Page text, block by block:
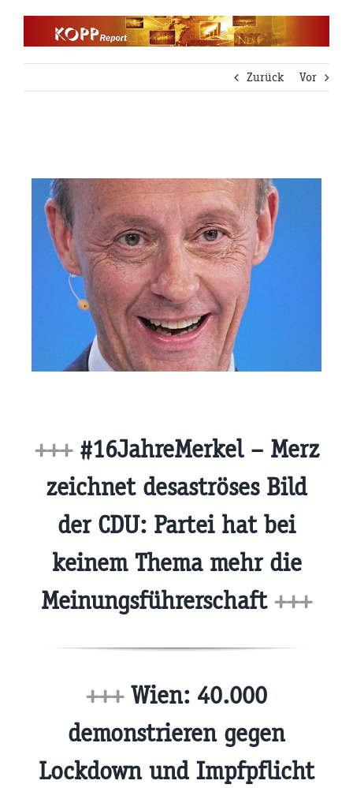
Zurück
Vor
+++#16JahreMerkel – Merz
zeichnet desaströses Bild
der CDU: Partei hat bei
keinem Thema mehr die
Meinungsführerschaft +++
+++Wien: 40.000
demonstrieren gegen
Lockdown und Impfpflicht